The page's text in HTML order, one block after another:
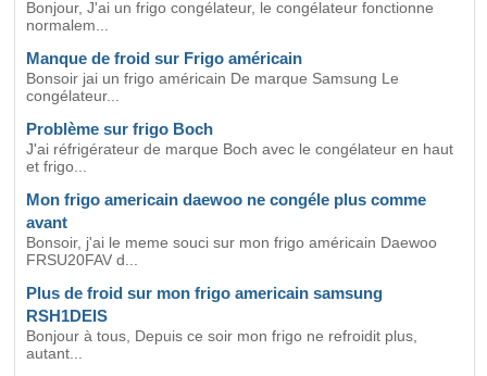
Bonjour, J'ai un frigo congélateur, le congélateur fonctionne
normalem...
Manque de froid sur Frigo américain
Bonsoir jai un frigo américain De marque Samsung Le
congélateur...
Problème sur frigo Boch
J'ai réfrigérateur de marque Boch avec le congélateur en haut
et frigo...
Mon frigo americain daewoo ne congéle plus comme
avant
Bonsoir, j'ai le meme souci sur mon frigo américain Daewoo
FRSU20FAV d...
Plus de froid sur mon frigo americain samsung
RSH1DEIS
Bonjour à tous, Depuis ce soir mon frigo ne refroidit plus,
autant...